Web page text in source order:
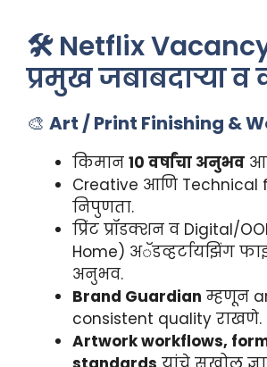
🛠️ Netflix
प्रमुख जबाबदाऱ्या
🎨 Art / Print Finishing &
किमान 10 वर्षांचा अनुभव
Creative आणि Technical
निपुणता.
प्रिंट प्रॉडक्शन व Digital/
Home) अॅडव्हर्टायझिंग
अनुभव.
Brand Guardian म्हणून
consistent quality राखणे.
Artwork workflows,